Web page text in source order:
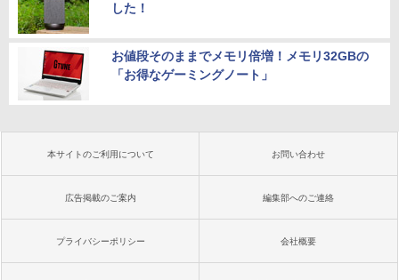
した！
お値段そのままでメモリ倍増！メモリ32GBの
「お得なゲーミングノート」
本サイトのご利用について お問い合わせ
広告掲載のご案内 編集部へのご連絡
プライバシーポリシー 会社概要